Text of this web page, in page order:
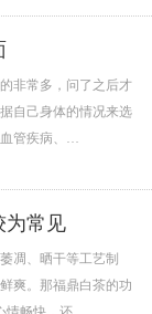
非常多，问了之后才
自己身体的情况来选
管疾病、…
为常见
凋、晒干等工艺制
爽。那福鼎白茶的功